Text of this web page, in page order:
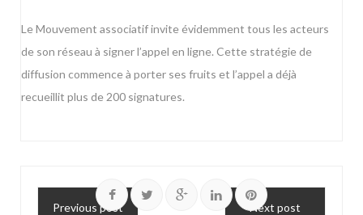
Le Mouvement associatif invite évidemment tous les acteurs
de son réseau à signer l’appel en ligne. Cette stratégie de
diffusion commence à porter ses fruits et l’appel a déjà
recueillit plus de 200 signatures.
Previous post Next post